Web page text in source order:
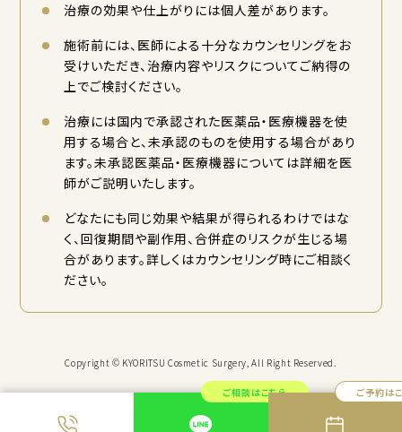
ご相談はこちら ご予約は
治療の効果や仕上がりには個人差があります。
施術前には、医師による十分なカウンセリングをお
受けいただき、治療内容やリスクについてご納得の
上でご検討ください。
治療には国内で承認された医薬品・医療機器を使
用する場合と、未承認のものを使用する場合があり
ます。未承認医薬品・医療機器については詳細を医
師がご説明いたします。
どなたにも同じ効果や結果が得られるわけではな
く、回復期間や副作用、合併症のリスクが生じる場
合があります。詳しくはカウンセリング時にご相談く
ださい。
Copyright © KYORITSU Cosmetic Surgery, All Right Reserved.